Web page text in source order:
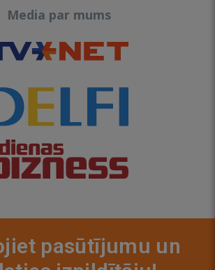
Media par mums
pasūtījumu un